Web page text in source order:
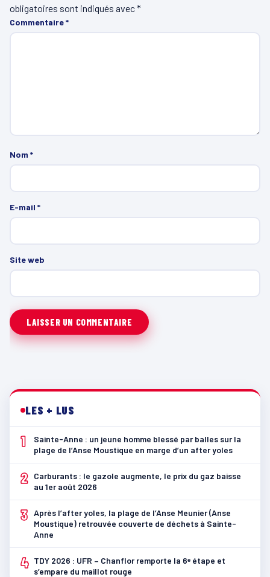
obligatoires sont indiqués avec*
Commentaire*
Nom *
E-mail *
Site web
LES + LUS
1
Sainte-Anne : un jeune homme blessé par balles sur la
plage de l’Anse Moustique en marge d’un after yoles
2
Carburants : le gazole augmente, le prix du gaz baisse
au 1er août 2026
3 Après l’after yoles, la plage de l’Anse Meunier (Anse
Moustique) retrouvée couverte de déchets à Sainte-
Anne
4 TDY 2026 : UFR – Chanflor remporte la 6ᵉ étape et
s’empare du maillot rouge